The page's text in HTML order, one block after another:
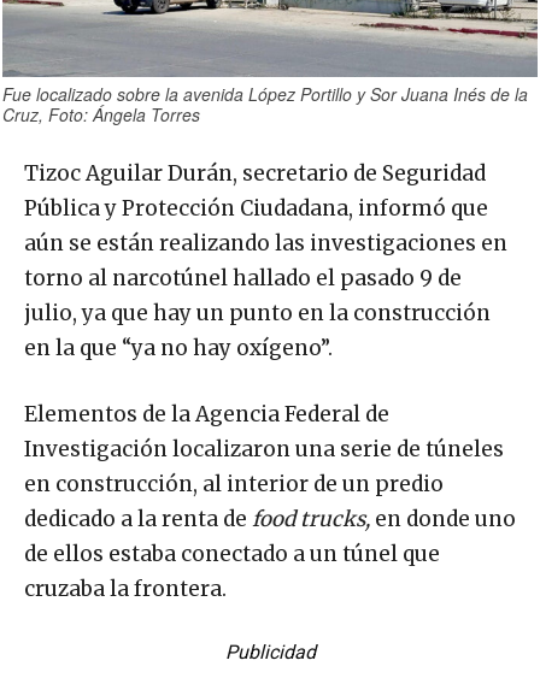
Fue localizado sobre la avenida López Portillo y Sor Juana Inés de la
Cruz, Foto: Ángela Torres
Tizoc Aguilar Durán, secretario de Seguridad
Pública y Protección Ciudadana, informó que
aún se están realizando las investigaciones en
torno al narcotúnel hallado el pasado 9 de
julio, ya que hay un punto en la construcción
en la que “ya no hay oxígeno”.
Elementos de la Agencia Federal de
Investigación localizaron una serie de túneles
en construcción, al interior de un predio
dedicado a la renta de food trucks, en donde uno
de ellos estaba conectado a un túnel que
cruzaba la frontera.
Publicidad